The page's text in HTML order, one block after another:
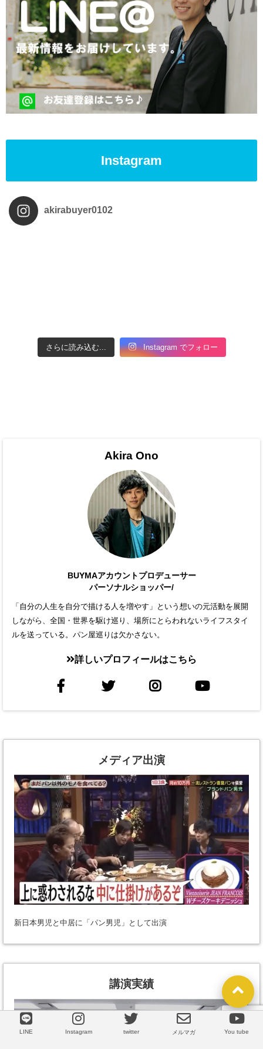
LINE
Instagram
akirabuyer0102
さらに読み込む... Instagram でフォロー
Akira Ono
BUYMAアカウントプロデューサー
パーソナルショッパー/
「自分の人生を自分で描ける人を増やす」という想いの元活動を展開
しながら、全国・世界を駆け巡り、場所にとらわれないライフスタイ
ルを送っている。パン屋巡りは欠かさない。
詳しいプロフィールはこちら
メディア出演
新日本男児と中居に「パン男児」として出演
講演実績
LINE Instagram twitter メルマガ You tube